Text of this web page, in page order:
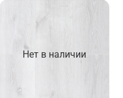
Нет в наличии